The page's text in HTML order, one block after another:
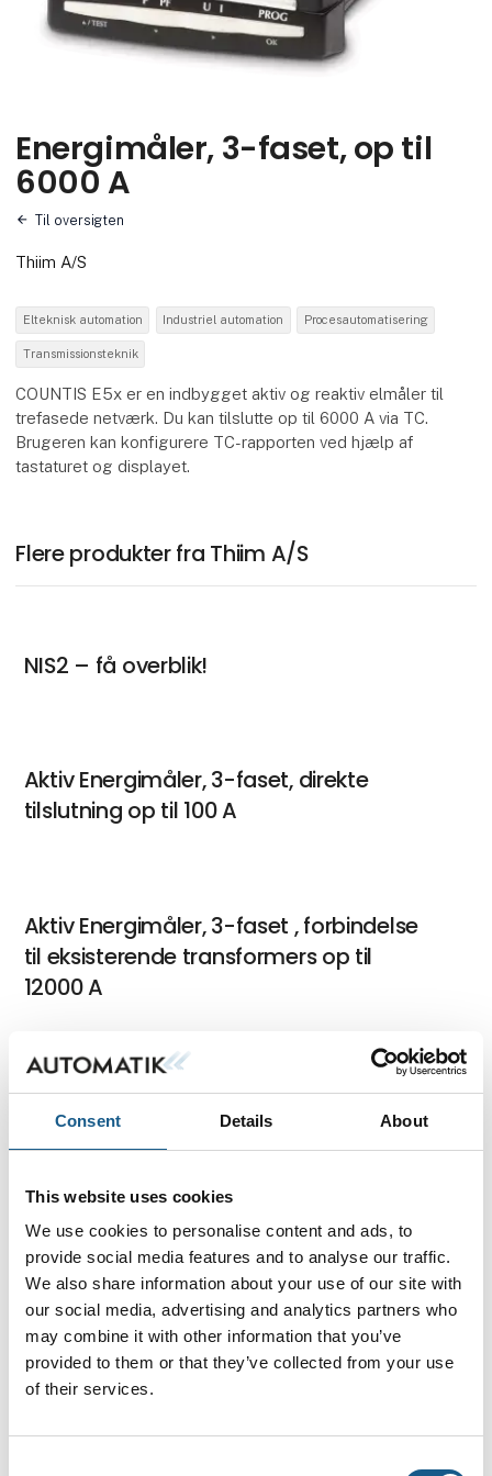
Consent Details About
This website uses cookies
We use cookies to personalise content and ads, to
provide social media features and to analyse our traffic.
We also share information about your use of our site with
our social media, advertising and analytics partners who
may combine it with other information that you’ve
provided to them or that they’ve collected from your use
of their services.
Energimåler, 3-faset, op til
6000 A
Til oversigten
Thiim A/S
Elteknisk automation Industriel automation Procesautomatisering
Transmissionsteknik
COUNTIS E5x er en indbygget aktiv og reaktiv elmåler til
trefasede netværk. Du kan tilslutte op til 6000 A via TC.
Brugeren kan konfigurere TC-rapporten ved hjælp af
tastaturet og displayet.
Flere produkter fra Thiim A/S
NIS2 – få overblik!
Aktiv Energimåler, 3-faset, direkte
tilslutning op til 100 A
Aktiv Energimåler, 3-faset , forbindelse
til eksisterende transformers op til
12000 A
ATEX – Kontrolstationer og
fordelingskasser i CONTREX-GRP-
ATEX-kontrolbokse
Moxa EDS-G4000 managed switch